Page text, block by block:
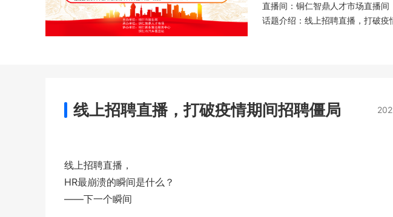
直播间：铜仁智鼎人才市场直播间
话题介绍：线上招聘直播，打破疫
线上招聘直播，打破疫情期间招聘僵局
线上招聘直播，
HR最崩溃的瞬间是什么？
——下一个瞬间